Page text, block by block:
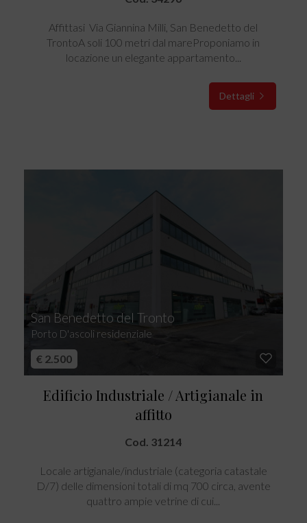
Affittasi  Via Giannina Milli, San Benedetto del
TrontoA soli 100 metri dal mareProponiamo in
locazione un elegante appartamento...
Dettagli
San Benedetto del Tronto
Porto D'ascoli residenziale
€ 2.500
Edificio Industriale / Artigianale in
affitto
Cod. 31214
Locale artigianale/industriale (categoria catastale
D/7) delle dimensioni totali di mq 700 circa, avente
quattro ampie vetrine di cui...